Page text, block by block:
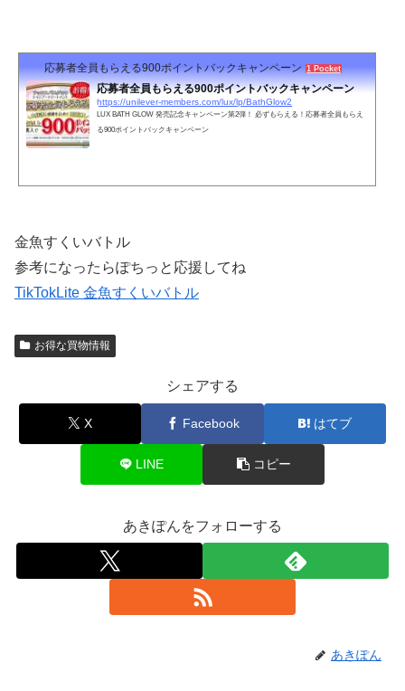
応募者全員もらえる900ポイントバックキャンペーン 1 Pocket
応募者全員もらえる900ポイントバックキャンペーン
https://unilever-members.com/lux/lp/BathGlow2
LUX BATH GLOW 発売記念キャンペーン第2弾！ 必ずもらえる！応募者全員もらえ
る900ポイントバックキャンペーン
金魚すくいバトル
参考になったらぽちっと応援してね
TikTokLite 金魚すくいバトル
お得な買物情報
シェアする
X Facebook はてブ
LINE コピー
あきぽんをフォローする
あきぽん